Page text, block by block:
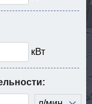
кВт